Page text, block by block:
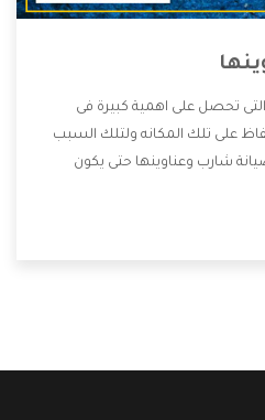
تحصل على اهمية كبيرة فى
على تلك المكانه ولتلك السبب
شارب وعناوينها حتى يكون
ما يحتاجه المستهلك لكى نحافظ